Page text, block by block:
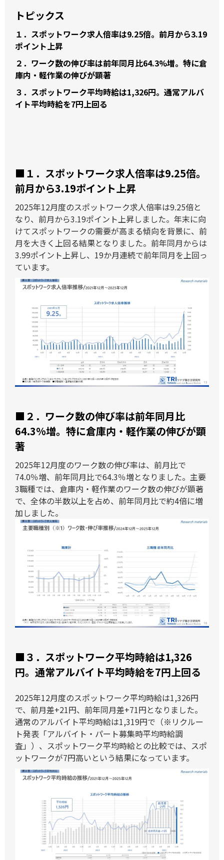
き方への示唆を発信していくこと
トピックス
１．スポットワーク求人倍率は9.25倍。前月から3.19
ポイント上昇
２．ワーク数の伸び率は前年同月比64.3%増。特に倉
庫内・軽作業の伸びが顕著
３．スポットワーク平均時給は1,326円。通常アルバ
イト平均時給を7円上回る
■１．スポットワーク求人倍率は9.25倍。
前月から3.19ポイント上昇
2025年12月度のスポットワーク求人倍率は9.25倍と
なり、前月から3.19ポイント上昇しました。年末に向
けてスポットワークの需要が高まる傾向を背景に、前
月を大きく上回る結果となりました。前年同月からは
3.99ポイント上昇し、19か月連続で前年同月を上回っ
ています。
■２． ワーク数の伸び率は前年同月比
64.3%増。特に倉庫内・軽作業の伸びが顕
著
2025年12月度のワーク数の伸び率は、前月比で
74.0％増、前年同月比で64.3％増となりました。主要
3職種では、倉庫内・軽作業のワーク数の伸びが顕著
で、全体の半数以上を占め、前年同月比で約4倍に増
加しました。
■３． スポットワーク平均時給は1,326
円。通常アルバイト平均時給を7円上回る
2025年12月度のスポットワーク平均時給は1,326円
で、前月差+21円、前年同月差+71円となりました。
通常のアルバイト平均時給は1,319円で（※ リクルー
ト発表「アルバイト・パート募集時平均時給調
査」）、スポットワーク平均時給との比較では、スポ
ットワークが7円高いという結果になっています。